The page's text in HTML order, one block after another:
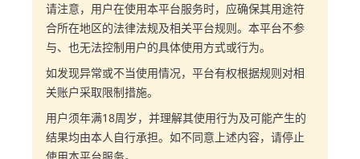
请注意，用户在使用本平台服务时，应确保其用途符
合所在地区的法律法规及相关平台规则。本平台不参
与、也无法控制用户的具体使用方式或行为。
如发现异常或不当使用情况，平台有权根据规则对相
关账户采取限制措施。
用户须年满18周岁，并理解其使用行为及可能产生的
结果均由本人自行承担。如不同意上述内容，请停止